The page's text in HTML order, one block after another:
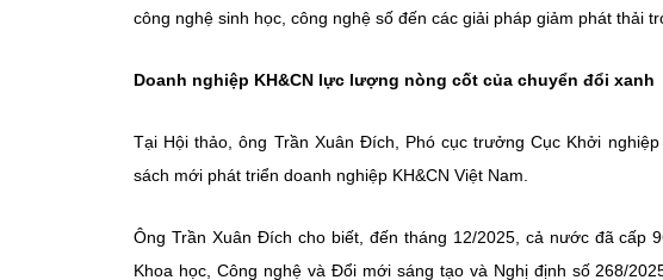
công nghệ sinh học, công nghệ số đến các giải pháp giảm phát thải
Doanh nghiệp KH&CN lực lượng nòng cốt của chuyển đổi xanh
Tại Hội thảo, ông Trần Xuân Đích, Phó cục trưởng Cục Khởi
sách mới phát triển doanh nghiệp KH&CN Việt Nam.
Ông Trần Xuân Đích cho biết, đến tháng 12/2025, cả nước đã cấp
Khoa học, Công nghệ và Đổi mới sáng tạo và Nghị định số 268/